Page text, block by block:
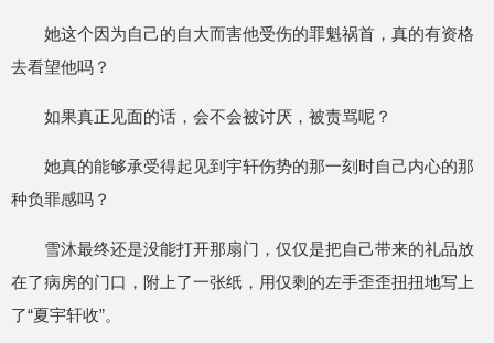
她这个因为自己的自大而害他受伤的罪魁祸首，真的有资格
去看望他吗？
如果真正见面的话，会不会被讨厌，被责骂呢？
她真的能够承受得起见到宇轩伤势的那一刻时自己内心的那
种负罪感吗？
雪沐最终还是没能打开那扇门，仅仅是把自己带来的礼品放
在了病房的门口，附上了一张纸，用仅剩的左手歪歪扭扭地写上
了“夏宇轩收”。